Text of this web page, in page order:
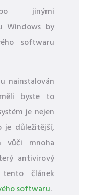
jinými
Windows by
softwaru
nainstalován
byste to
je nejen
je důležitější,
vůči mnoha
antivirový
článek
softwaru.